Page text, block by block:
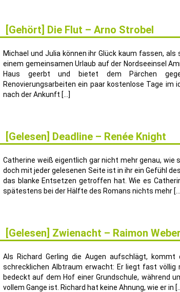
[Gehört] Die Flut – Arno Strobel
Michael und Julia können ihr Glück kaum fassen,
einem gemeinsamen Urlaub auf der Nordseeinsel
Haus geerbt und bietet dem Pärchen
Renovierungsarbeiten ein paar kostenlose Tage im
nach der Ankunft […]
[Gelesen] Deadline – Renée Knight
Catherine weiß eigentlich gar nicht mehr genau, wie
doch mit jeder gelesenen Seite ist in ihr ein Gefühl
das blanke Entsetzen getroffen hat. Wie es
spätestens bei der Hälfte des Romans nichts mehr
[Gelesen] Zwienacht – Raimon Weber
Als Richard Gerling die Augen aufschlägt,
schrecklichen Albtraum erwacht: Er liegt fast völlig
bedeckt auf dem Hof einer Grundschule, während
vollem Gange ist. Richard hat keine Ahnung, wie er in